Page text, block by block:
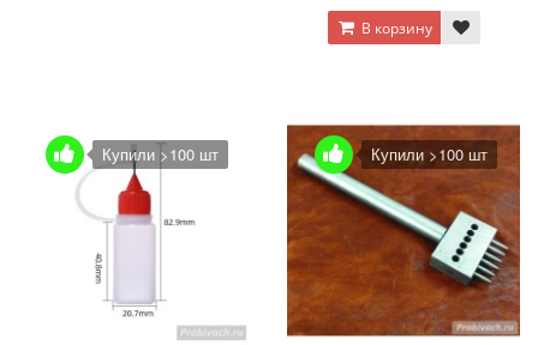
В корзину
Купили >100 шт Купили >100 шт